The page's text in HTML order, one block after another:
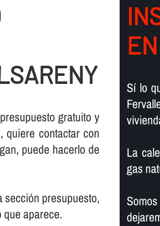
gratuito y
quiere contactar con
puede hacerlo de
sección presupuesto,
aparece.
Sí­ lo
La
gas